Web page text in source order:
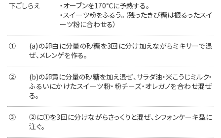
下ごしらえ
・オーブンを170℃に予熱する。
・スイーツ粉をふるう。（残ったきび糖は振るったスイ
ーツ粉に合わせる）
①
(a)の卵白に分量の砂糖を3回に分け加えながらミキサーで混
ぜ、メレンゲを作る。
②
(b)の卵黄に分量の砂糖を加え混ぜ、サラダ油・米こうじミルク・
ふるいにかけたスイーツ粉・粉チーズ・オレガノを合わせ混ぜ
る。
③
②に①を3回に分けながらさっくりと混ぜ、シフォンケーキ型に
注ぐ。